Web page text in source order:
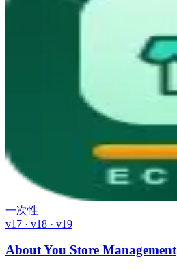
一次性
v17 · v18 · v19
About You Store Management